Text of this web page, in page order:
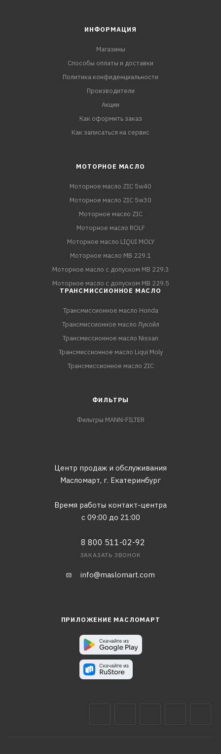
ИНФОРМАЦИЯ
Магазины
Способы оплаты и доставки
Политика конфиденциальности
Производители
Акции
Как оформить заказ
Как записаться на сервис
МОТОРНОЕ МАСЛО
Моторное масло ZIC 5w40
Моторное масло ZIC 5w30
Моторное масло ZIC
Моторное масло ROLF
Моторное масло LIQUI MOLY
Моторное масло MB 229.1
Моторное масло с допуском MB 229.3
Моторное масло с допуском MB 229.5
ТРАНСМИССИОННОЕ МАСЛО
Трансмиссионное масло Honda
Трансмиссионное масло Лукойл
Трансмиссионное масло Nissan
Трансмиссионное масло Liqui Moly
Трансмиссионное масло ZIC
ФИЛЬТРЫ
Фильтры MANN-FILTER
Центр продаж и обслуживания
Масломарт, г. Екатеринбург
Время работы контакт-центра
с 09:00 до 21:00
8 800 511-02-92
ЗАКАЗАТЬ ЗВОНОК
info@maslomart.com
ПРИЛОЖЕНИЕ МАСЛОМАРТ